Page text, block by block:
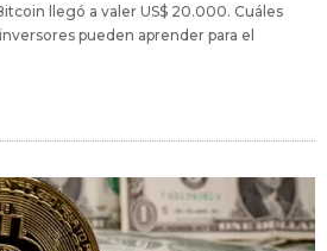
llegó a valer US$ 20.000. Cuáles
pueden aprender para el